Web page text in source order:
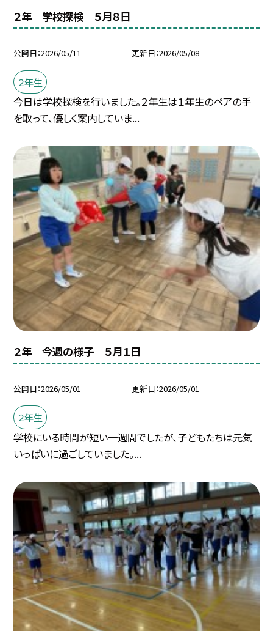
２年 学校探検 ５月８日
公開日 2026/05/11 更新日 2026/05/08
２年生
今日は学校探検を行いました。２年生は１年生のペアの手
を取って、優しく案内していま...
２年 今週の様子 ５月１日
公開日 2026/05/01 更新日 2026/05/01
２年生
学校にいる時間が短い一週間でしたが、子どもたちは元気
いっぱいに過ごしていました。...